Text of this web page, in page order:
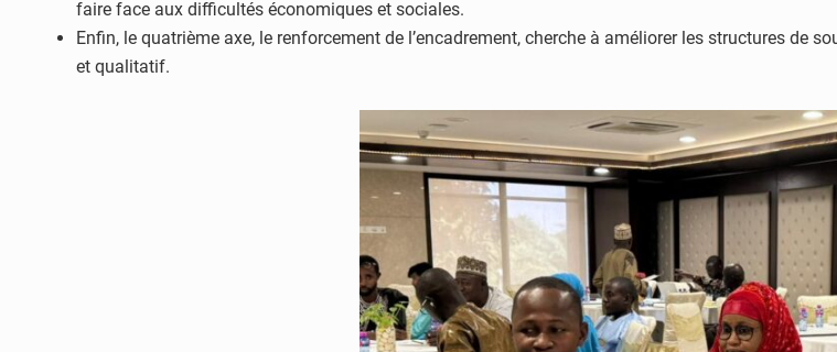
faire face aux difficultés économiques et sociales.
Enfin, le quatrième axe, le renforcement de l’encadrement, cherche à améliorer les structures de
et qualitatif.